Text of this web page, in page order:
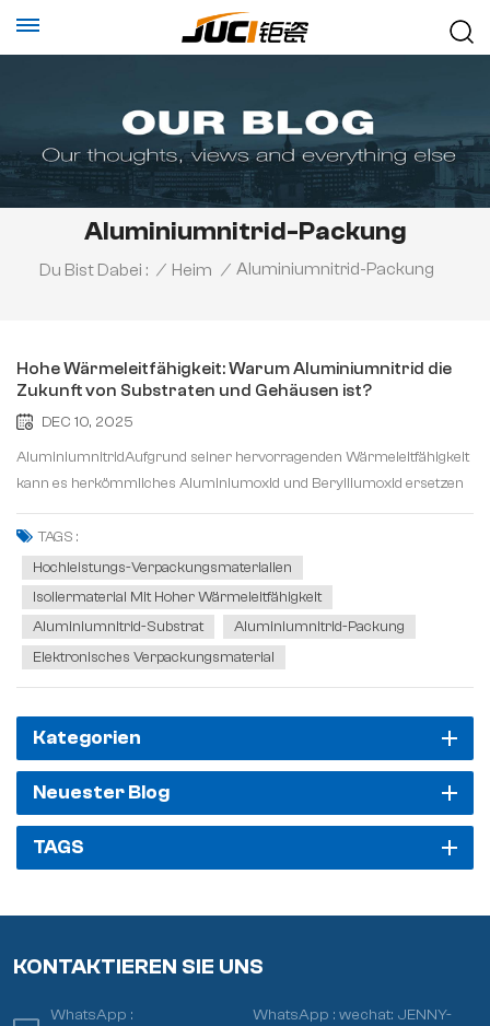
Aluminiumnitrid-Packung
Du Bist Dabei : / Heim / Aluminiumnitrid-Packung
Hohe Wärmeleitfähigkeit: Warum Aluminiumnitrid die
Zukunft von Substraten und Gehäusen ist?
DEC 10, 2025
AluminiumnitridAufgrund seiner hervorragenden Wärmeleitfähigkeit
kann es herkömmliches Aluminiumoxid und Berylliumoxid ersetzen
und ist somit eine ideale Wahl für Substratmaterialien in
großflächigen integrierten Schaltungen. Darüber hinaus eignet es sich
hervorra...
TAGS :
Hochleistungs-Verpackungsmaterialien
Isoliermaterial Mit Hoher Wärmeleitfähigkeit
Aluminiumnitrid-Substrat
Aluminiumnitrid-Packung
Elektronisches Verpackungsmaterial
Kategorien
Neuester Blog
TAGS
KONTAKTIEREN SIE UNS
WhatsApp :
WhatsApp :wechat: JENNY-